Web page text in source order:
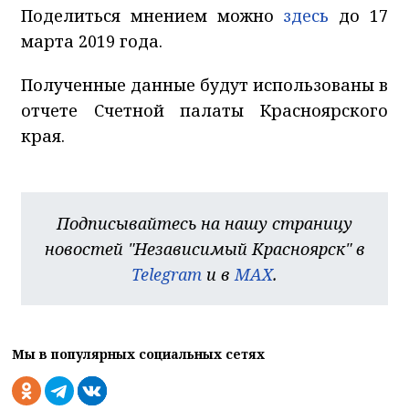
Поделиться мнением можно здесь до 17
марта 2019 года.
Полученные данные будут использованы в
отчете Счетной палаты Красноярского
края.
Подписывайтесь на нашу страницу
новостей "Независимый Красноярск" в
Telegram и в MAX.
Мы в популярных социальных сетях